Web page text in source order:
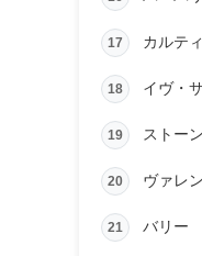
17 カルテ
18 イヴ・
19 ストー
20 ヴァレ
21 バリー